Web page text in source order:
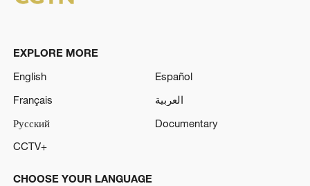
EXPLORE MORE
English
Español
Français
العربية
Русский
Documentary
CCTV+
CHOOSE YOUR LANGUAGE